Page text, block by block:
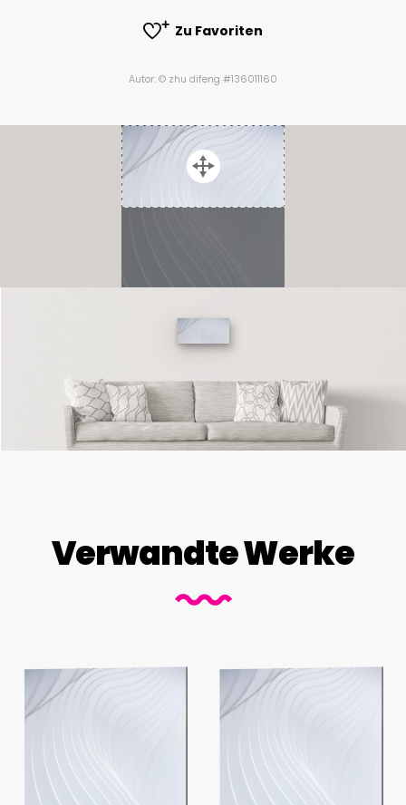
Zu Favoriten
Autor: © zhu difeng #136011160
Verwandte Werke